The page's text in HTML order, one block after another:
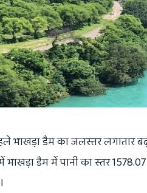
डैम का जलस्तर लगातार बढ़
भाखड़ा डैम में पानी का स्तर